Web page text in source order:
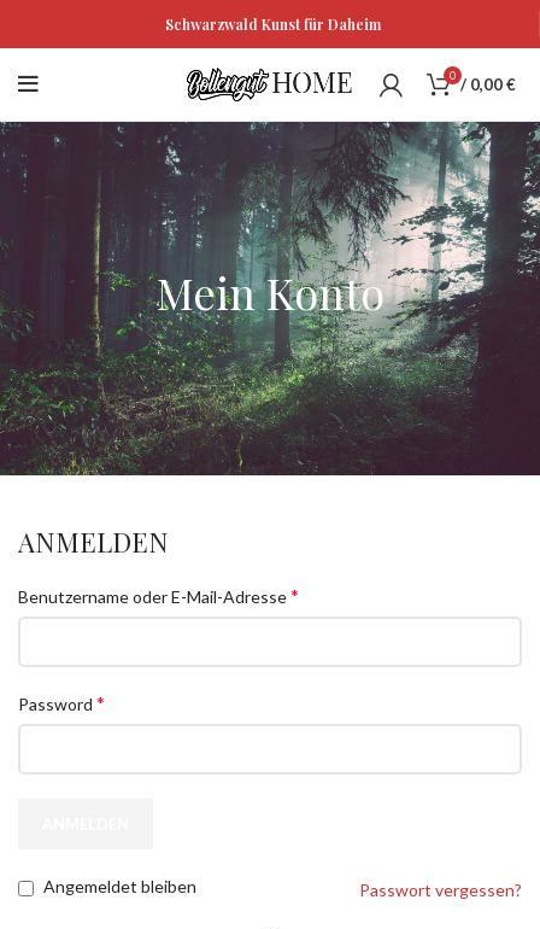
0 / 0,00€
Mein Konto
ANMELDEN
Benutzername oder E-Mail-Adresse*
Password *
Passwort vergessen?
Angemeldet bleiben
Schwarzwald Kunst für Daheim